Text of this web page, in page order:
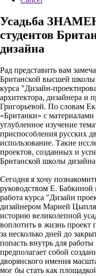
Усадьба
студентов
дизайна
Рад представить вам
Британской высшей школы
курса "Дизайн-
архитектора, дизайнера и
Григорьевой. По словам
«Британки» с
углубленное изучение
приспособления русских
использование. Такие
проектов, созданных и
Британской школы
Сегодня я хочу
руководством Е.
работа курса "Дизайн
дизайнером Марией
историю великолепной
воплотить в жизнь
за несколько дней до
попасть внутрь для
предполагает собой
дворянского имения
мог бы стать как